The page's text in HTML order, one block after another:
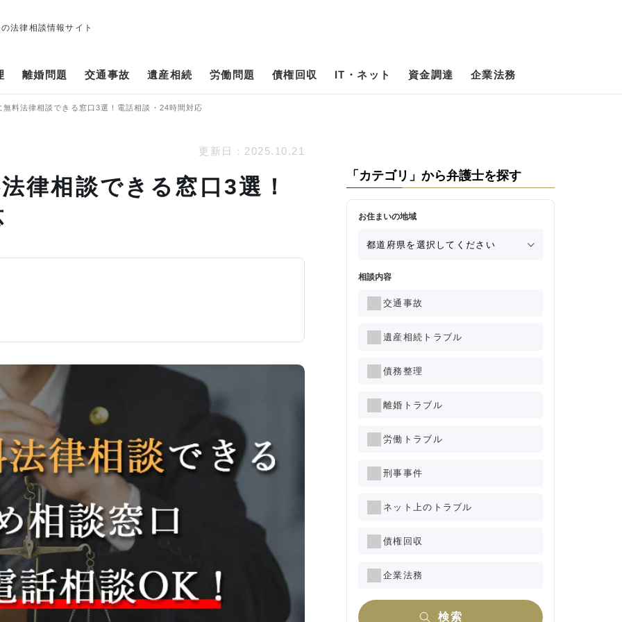
法律相談情報サイト
離婚問題 交通事故 遺産相続 労働問題 債権回収 IT・ネット 資金調達 企業法務
無料法律相談できる窓口3選！電話相談・24時間対応
更新日： 2025.10.21
律相談できる窓口3選！
「カテゴリ」から弁護士を探す
お住まいの地域
相談内容
交通事故
遺産相続トラブル
債務整理
離婚トラブル
労働トラブル
刑事事件
ネット上のトラブル
債権回収
企業法務
検索